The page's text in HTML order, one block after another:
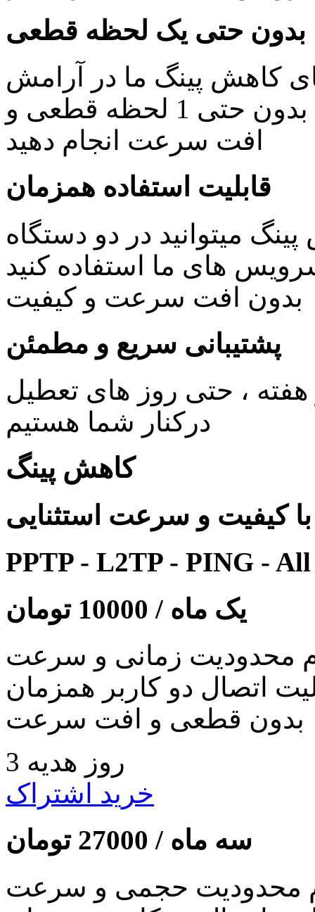
بدون حتی یک لحظه قطعی
کاهش پینگ ما در آرامش
خاطر کار های روزمره خود را بدون حتی 1 لحظه قطعی و
افت سرعت انجام دهید
قابلیت استفاده همزمان
میتوانید در دو دستگاه
های ما استفاده کنید
بدون افت سرعت و کیفیت
پشتیبانی سریع و مطمئن
24 ساعته در 7 روز هفته ، حتی روز های تعطیل
درکنار شما هستیم
کاهش پینگ
کیفیت و سرعت استثنایی
PPTP - L2TP - PING -
یک ماه / 10000 تومان
محدودیت زمانی و سرعت
اتصال دو کاربر همزمان
بدون قطعی و افت سرعت
3 روز هدیه
خرید اشتراک
سه ماه / 27000 تومان
محدودیت حجمی و سرعت